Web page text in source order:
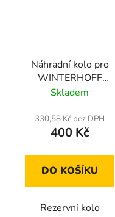
Náhradní kolo pro
WINTERHOFF
200VBB, celogumové
mm
Skladem
330,58 Kč bez DPH
400 Kč
DO KOŠÍKU
Rezervní kolo